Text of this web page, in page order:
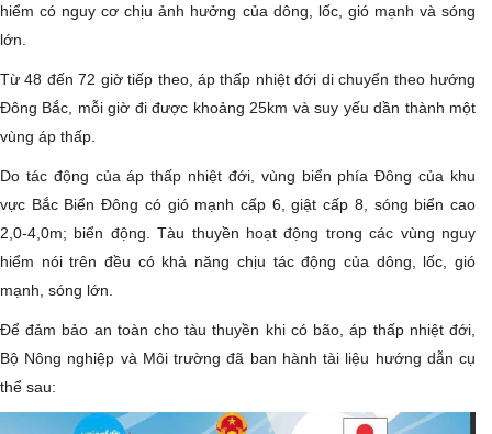
hiểm có nguy cơ chịu ảnh hưởng của dông, lốc, gió mạnh và sóng
lớn.
Từ 48 đến 72 giờ tiếp theo, áp thấp nhiệt đới di chuyển theo hướng
Đông Bắc, mỗi giờ đi được khoảng 25km và suy yếu dần thành một
vùng áp thấp.
Do tác động của áp thấp nhiệt đới, vùng biển phía Đông của khu
vực Bắc Biển Đông có gió mạnh cấp 6, giật cấp 8, sóng biển cao
2,0-4,0m; biển động. Tàu thuyền hoạt động trong các vùng nguy
hiểm nói trên đều có khả năng chịu tác động của dông, lốc, gió
mạnh, sóng lớn.
Để đảm bảo an toàn cho tàu thuyền khi có bão, áp thấp nhiệt đới,
Bộ Nông nghiệp và Môi trường đã ban hành tài liệu hướng dẫn cụ
thể sau: